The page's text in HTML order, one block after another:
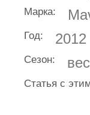
Марка:
Год: 2012
Сезон:
Статья с